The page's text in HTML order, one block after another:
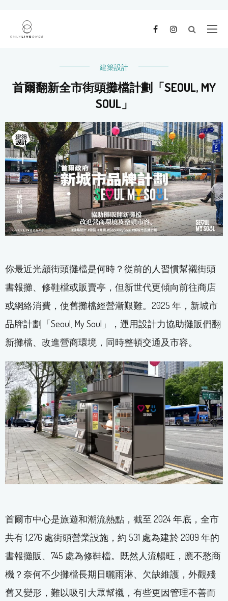
建築設計
首爾翻新全市街頭攤檔計劃「SEOUL, MY
SOUL」
你最近光顧街頭攤檔是何時？從前的人習慣幫襯街頭
書報攤、修鞋檔或販賣亭，但新世代更傾向前往商店
或網絡消費，使舊攤檔經營漸艱難。2025 年，新城市
品牌計劃「Seoul, My Soul」，運用設計力協助攤販們翻
新攤檔、改進營商環境，同時整頓交通及市容。
首爾市中心是旅遊和潮流熱點，截至 2024 年底，全市
共有 1,276 處街頭營業設施，約 531 處為建於 2009 年的
書報攤販、745 處為修鞋檔。既然人流暢旺，應不愁商
機？奈何不少攤檔長期日曬雨淋、欠缺維護，外觀殘
舊又變形，難以吸引大眾幫襯，有些更因管理不善而